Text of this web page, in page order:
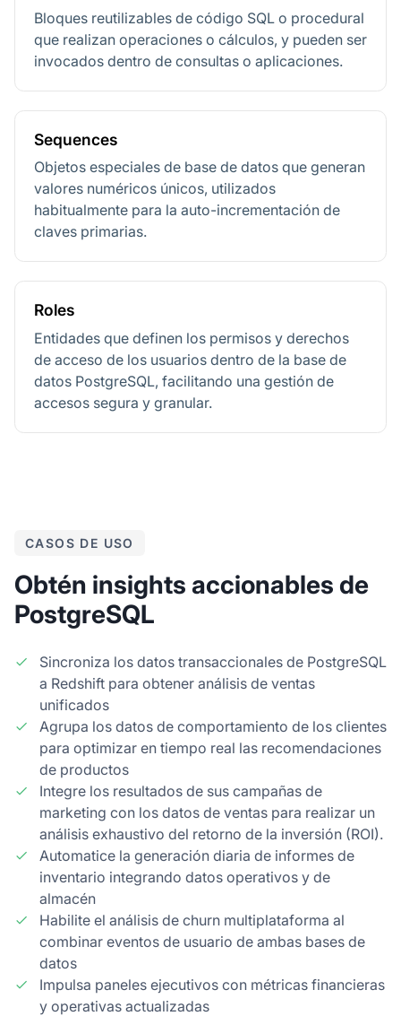
Bloques reutilizables de código SQL o procedural
que realizan operaciones o cálculos, y pueden ser
invocados dentro de consultas o aplicaciones.
Sequences
Objetos especiales de base de datos que generan
valores numéricos únicos, utilizados
habitualmente para la auto-incrementación de
claves primarias.
Roles
Entidades que definen los permisos y derechos
de acceso de los usuarios dentro de la base de
datos PostgreSQL, facilitando una gestión de
accesos segura y granular.
CASOS DE USO
Obtén insights accionables de
PostgreSQL
Sincroniza los datos transaccionales de PostgreSQL
a Redshift para obtener análisis de ventas
unificados
Agrupa los datos de comportamiento de los clientes
para optimizar en tiempo real las recomendaciones
de productos
Integre los resultados de sus campañas de
marketing con los datos de ventas para realizar un
análisis exhaustivo del retorno de la inversión (ROI).
Automatice la generación diaria de informes de
inventario integrando datos operativos y de
almacén
Habilite el análisis de churn multiplataforma al
combinar eventos de usuario de ambas bases de
datos
Impulsa paneles ejecutivos con métricas financieras
y operativas actualizadas